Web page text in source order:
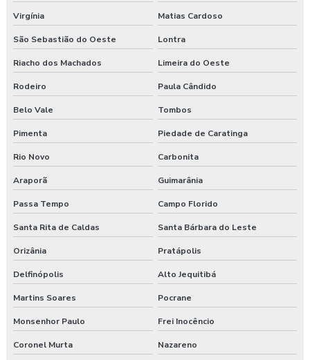
Virgínia Matias Cardoso
São Sebastião do Oeste Lontra
Riacho dos Machados Limeira do Oeste
Rodeiro Paula Cândido
Belo Vale Tombos
Pimenta Piedade de Caratinga
Rio Novo Carbonita
Araporã Guimarânia
Passa Tempo Campo Florido
Santa Rita de Caldas Santa Bárbara do Leste
Orizânia Pratápolis
Delfinópolis Alto Jequitibá
Martins Soares Pocrane
Monsenhor Paulo Frei Inocêncio
Coronel Murta Nazareno